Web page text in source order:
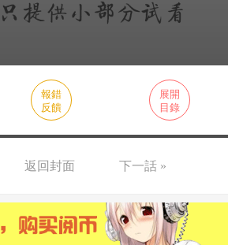
報錯
反饋
展開
目錄
返回封面 下一話 »